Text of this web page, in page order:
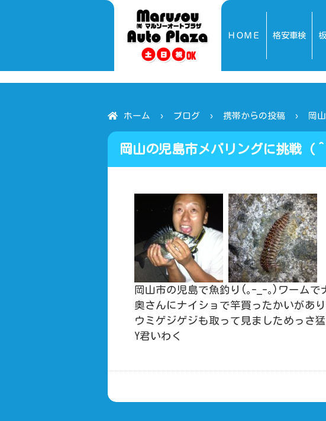
ＨＯＭＥ 格安車検
ホーム ブログ 携帯からの投稿 岡
岡山の児島市メバリングに挑戦（
岡山市の児島で魚釣り(｡-_-｡)ワームで
奥さんにナイショで竿買ったかいがあ
ウミゲジゲジも取って見ましためっさ
Y君いわく